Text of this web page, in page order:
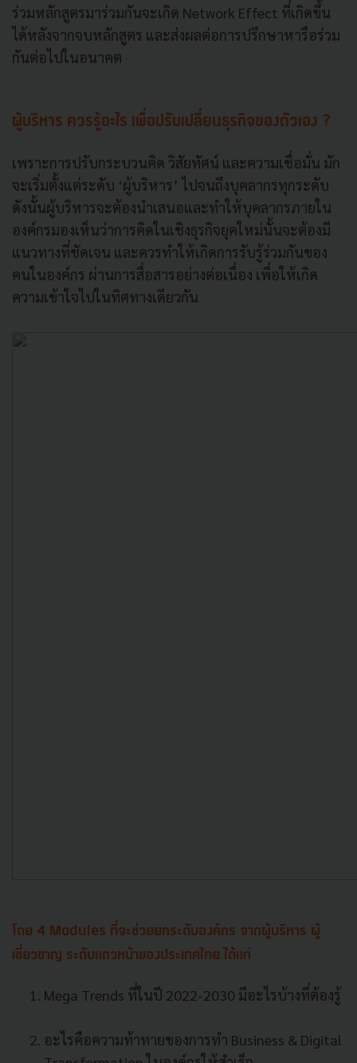
ร่วมหลักสูตรมาร่วมกันจะเกิด Network Effect ที่เกิดขึ้น
ได้หลังจากจบหลักสูตร และส่งผลต่อการปรึกษาหารือร่วม
กันต่อไปในอนาคต
ผู้บริหาร ควรรู้อะไร เพื่อปรับเปลี่ยนธุรกิจของตัวเอง ?
เพราะการปรับกระบวนคิด วิสัยทัศน์ และความเชื่อมั่น มัก
จะเริ่มตั้งแต่ระดับ ‘ผู้บริหาร’ ไปจนถึงบุคลากรทุกระดับ
ดังนั้นผู้บริหารจะต้องนำเสนอและทำให้บุคลากรภายใน
องค์กรมองเห็นว่าการคิดในเชิงธุรกิจยุคใหม่นั้นจะต้องมี
แนวทางที่ชัดเจน และควรทำให้เกิดการรับรู้ร่วมกันของ
คนในองค์กร ผ่านการสื่อสารอย่างต่อเนื่อง เพื่อให้เกิด
ความเข้าใจไปในทิศทางเดียวกัน
โดย 4 Modules ที่จะช่วยยกระดับองค์กร จากผู้บริหาร ผู้
เชี่ยวชาญ ระดับแถวหน้าของประเทศไทย ได้แก่
Mega Trends ที่ในปี 2022-2030 มีอะไรบ้างที่ต้องรู้
อะไรคือความท้าทายของการทำ Business & Digital